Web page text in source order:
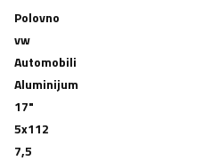
Polovno
vw
Automobili
Aluminijum
17"
5x112
7,5